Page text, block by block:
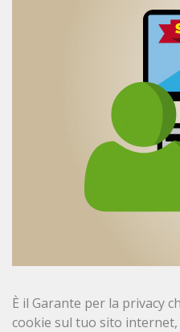
È il Garante per la privacy
cookie sul tuo sito internet,